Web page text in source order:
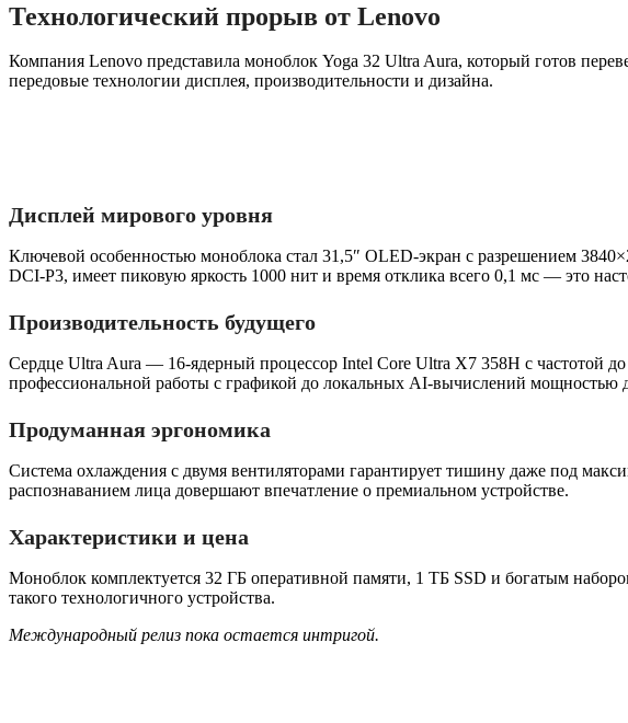
Технологический прорыв от Lenovo
Компания Lenovo представила моноблок Yoga 32 Ultra Aura, который готов
передовые технологии дисплея, производительности и дизайна.
Дисплей мирового уровня
Ключевой особенностью моноблока стал 31,5″ OLED-экран с разрешением
DCI‑P3, имеет пиковую яркость 1000 нит и время отклика всего 0,1 мс — это
Производительность будущего
Сердце Ultra Aura — 16‑ядерный процессор Intel Core Ultra X7 358H с частотой
профессиональной работы с графикой до локальных AI-вычислений мощностью
Продуманная эргономика
Система охлаждения с двумя вентиляторами гарантирует тишину даже под
распознаванием лица довершают впечатление о премиальном устройстве.
Характеристики и цена
Моноблок комплектуется 32 ГБ оперативной памяти, 1 ТБ SSD и богатым
такого технологичного устройства.
Международный релиз пока остается интригой.